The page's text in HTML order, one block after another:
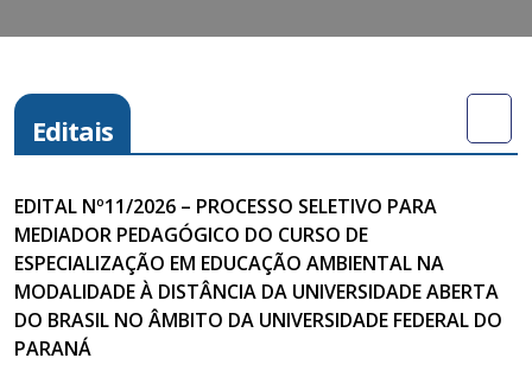
Editais
EDITAL Nº11/2026 – PROCESSO SELETIVO PARA
MEDIADOR PEDAGÓGICO DO CURSO DE
ESPECIALIZAÇÃO EM EDUCAÇÃO AMBIENTAL NA
MODALIDADE À DISTÂNCIA DA UNIVERSIDADE ABERTA
DO BRASIL NO ÂMBITO DA UNIVERSIDADE FEDERAL DO
PARANÁ